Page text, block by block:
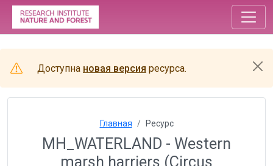
Доступна новая версия ресурса.
Главная Ресурс
MH_WATERLAND - Western
marsh harriers (Circus